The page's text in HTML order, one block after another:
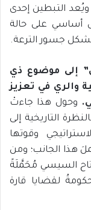
ويُعد التبطين إحدى
أساسي على حالة
تشكل جسور الترعة.
إلى موضوع ذي
والري في تعزيز
وحول هذا جاءتْ
التاريخية إلى
وقوتها
هذا الجانب؛ ومن
السيسي مُحَمَّلَةً
لقضايا قارة